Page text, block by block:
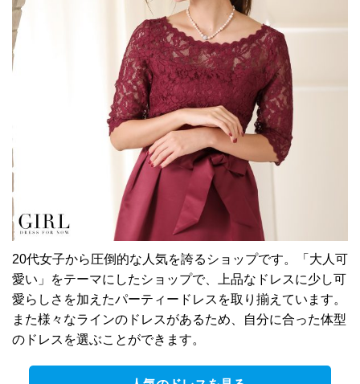
20代女子から圧倒的な人気を誇るショップです。「大人可
愛い」をテーマにしたショップで、上品なドレスに少し可
愛らしさを加えたパーティードレスを取り揃えています。
また様々なラインのドレスがあるため、自分に合った体型
のドレスを選ぶことができます。